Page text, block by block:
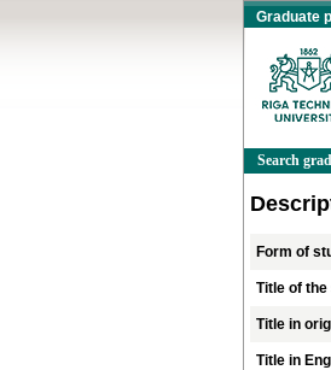
Graduate
Search
Form of
Title of
Title in
Title in